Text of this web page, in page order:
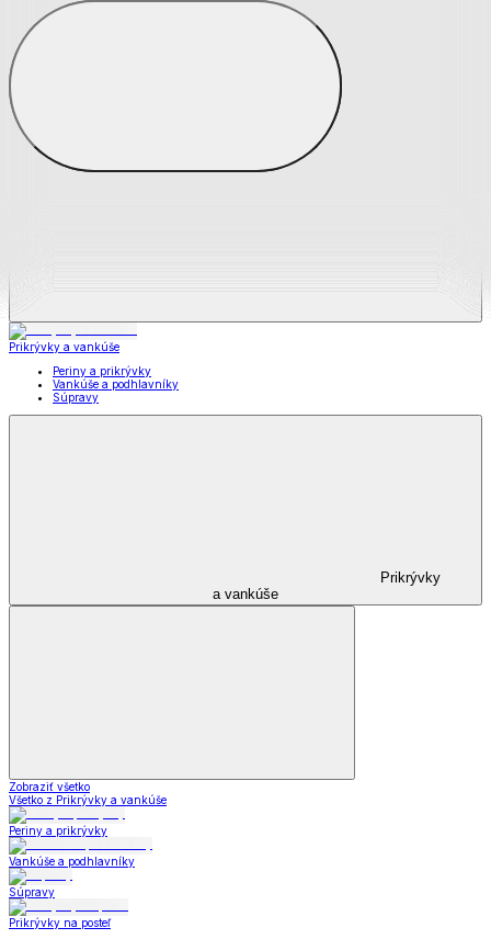
Zobraziť všetko
Všetko z Matrace a matracové chrániče
Matrace
Chrániče na matrace
Prikrývky a vankúše
Periny a prikrývky
Vankúše a podhlavníky
Súpravy
Prikrývky
a vankúše
Zobraziť všetko
Všetko z Prikrývky a vankúše
Periny a prikrývky
Vankúše a podhlavníky
Súpravy
Prikrývky na posteľ